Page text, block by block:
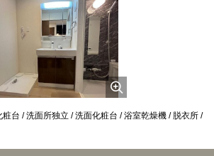
台 / 洗面所独立 / 洗面化粧台 / 浴室乾燥機 / 脱衣所 /